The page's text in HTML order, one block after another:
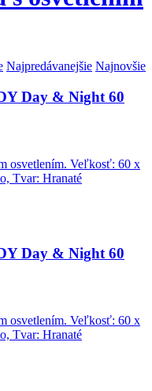
Najpredávanejšie Najnovšie
Day & Night 60
osvetlením. Veľkosť: 60 x
Tvar: Hranaté
Day & Night 60
osvetlením. Veľkosť: 60 x
Tvar: Hranaté